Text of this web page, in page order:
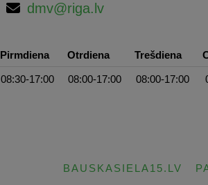
dmv@riga.lv
Pirmdiena Otrdiena Trešdiena
08:30-17:00 08:00-17:00 08:00-17:00
BAUSKASIELA15.LV